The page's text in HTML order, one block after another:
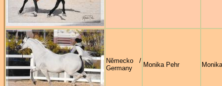
Německo /
Germany
Monika Pehr